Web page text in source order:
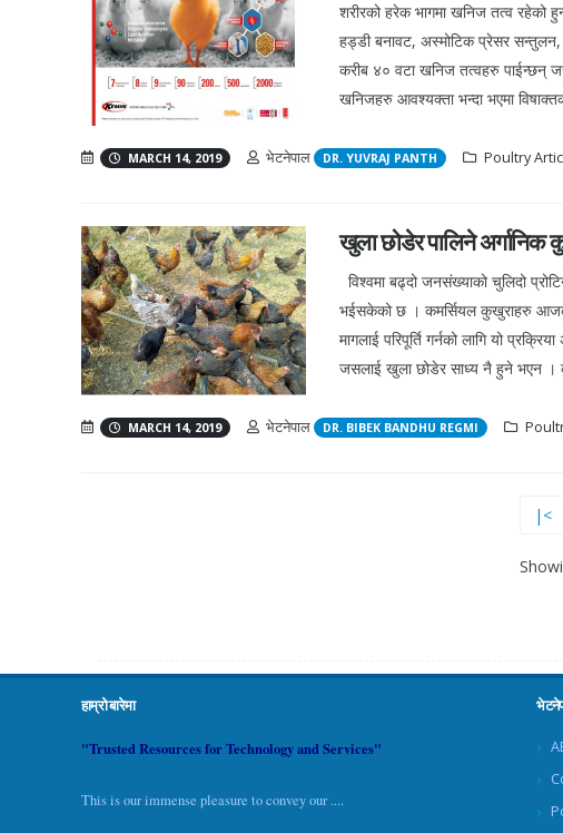
शरीरको हरेक भागमा खनिज तत्व रहेको
हड्डी बनावट, अस्मोटिक प्रेसर सन्तुलन,
करीब ४० वटा खनिज तत्वहरु
खनिजहरु आवश्यक्ता भन्दा भएमा
MARCH 14, 2019 भेटनेपाल DR. YUVRAJ PANTH Poultry
खुला छोडेर पालिने
विश्वमा बढ्दो जनसंख्याको चुलिदो
भईसकेको छ । कमर्सियल कुखुराहरु आजकल
मागलाई परिपूर्ति गर्नको लागि यो
जसलाई खुला छोडेर साध्य नै हुने भएन ।
MARCH 14, 2019 भेटनेपाल DR. BIBEK BANDHU REGMI
|<
हाम्रो बारेमा
"Trusted Resources for Technology and Services"
This is our immense pleasure to convey our ....